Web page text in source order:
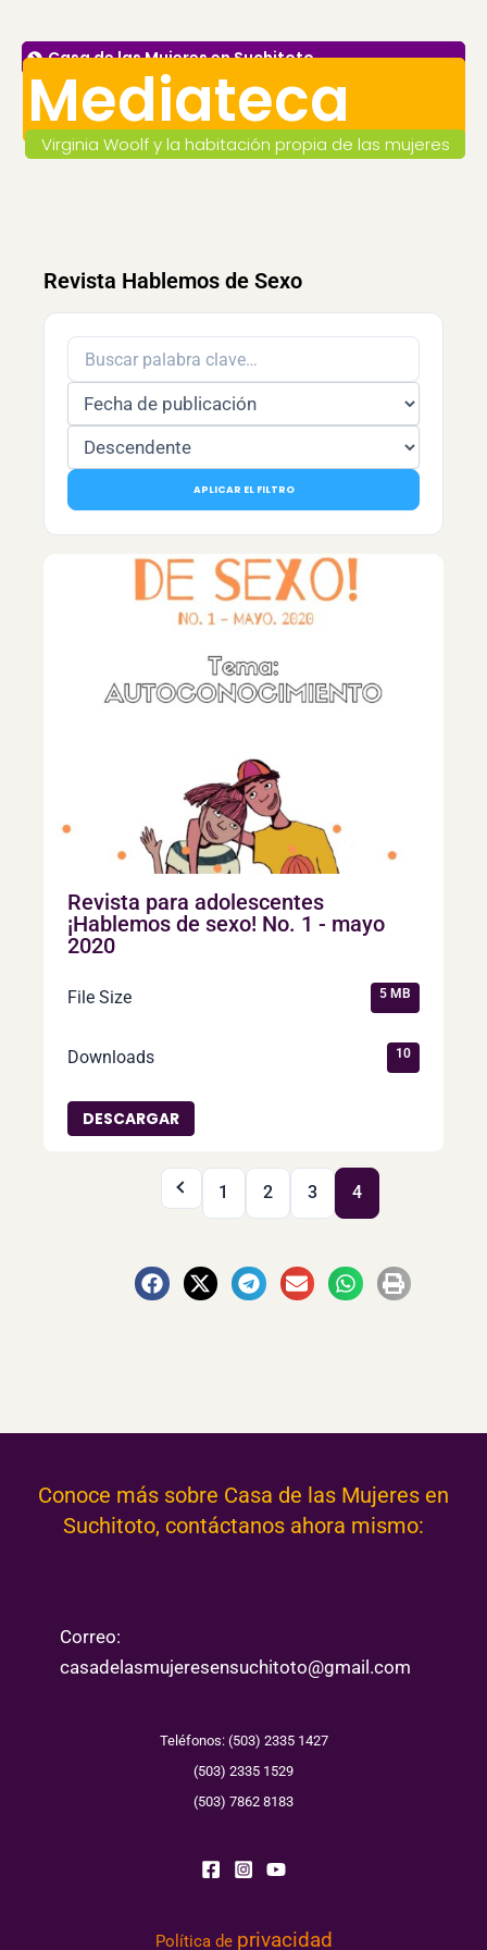
Casa de las Mujeres en Suchitoto
Mediateca
Virginia Woolf y la habitación propia de las mujeres
Revista Hablemos de Sexo
APLICAR EL FILTRO
Revista para adolescentes
¡Hablemos de sexo! No. 1 - mayo
2020
File Size 5 MB
Downloads 10
DESCARGAR
1 2 3 4
Conoce más sobre Casa de las Mujeres en
Suchitoto, contáctanos ahora mismo:
Correo:
casadelasmujeresensuchitoto@gmail.com
Teléfonos: (503) 2335 1427
(503) 2335 1529
(503) 7862 8183
Política de privacidad